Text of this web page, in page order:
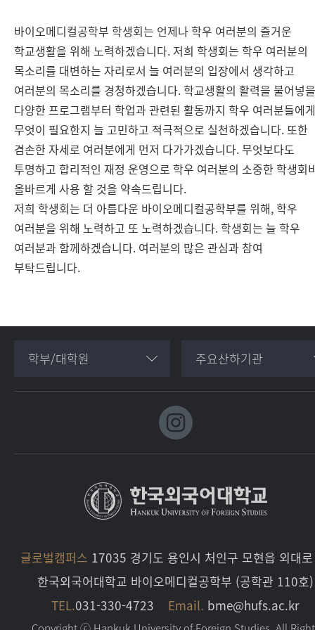
바이오메디컬공학부 학생회는 언제나 학우 여러분의 즐거운
학교생활을 위해 노력하겠습니다. 저희 학생회는 학우 여러분의
목소리를 대변하는 자리로서 늘 여러분의 입장에서 생각하고
여러분의 목소리를 경청하겠습니다. 학교생활의 활력을 불어넣을
다양한 프로그램부터 학업과 관련된 활동까지 학우 여러분들에게
무엇이 필요한지 늘 고민하고 적극적으로 실천하겠습니다. 또한
겸손한 자세로 여러분에게 먼저 다가가겠습니다. 무엇보다도
투명하고 합리적인 재정 운영으로 학우 여러분의 소중한 학생회
올바르게 사용 할 것을 약속드립니다.
저희 학생회는 더 아름다운 바이오메디컬공학부를 위해, 학우
여러분을 위해 노력하고 또 노력하겠습니다. 학생회는 늘 학우
여러분과 함께하겠습니다. 여러분의 많은 관심과 참여
부탁드립니다.
학부/대학원 주요산하기관
글로벌캠퍼스 17035 경기도 용인시 처인구 모현읍 외대
한국외국어대학교 바이오메디컬공학부 (공학관 110호)
TEL.031-330-4723 Email. bme@hufs.ac.kr